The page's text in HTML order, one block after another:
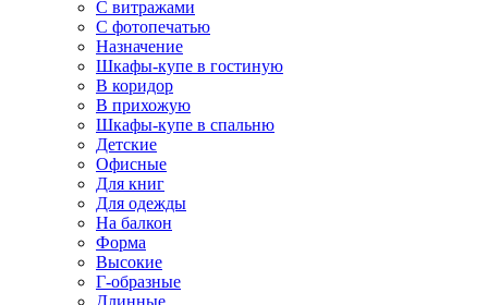
С витражами
С фотопечатью
Назначение
Шкафы-купе в гостиную
В коридор
В прихожую
Шкафы-купе в спальню
Детские
Офисные
Для книг
Для одежды
На балкон
Форма
Высокие
Г-образные
Длинные